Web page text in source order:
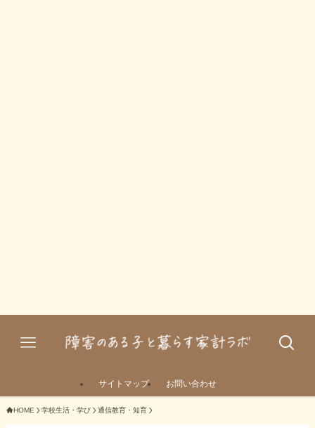
サイトマップ お問い合わせ
HOME 学校生活・学び 通信教育・知育